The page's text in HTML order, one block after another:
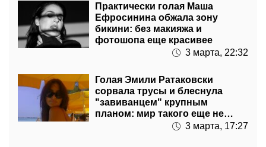
Практически голая Маша
Ефросинина обжала зону
бикини: без макияжа и
фотошопа еще красивее
3 марта, 22:32
Голая Эмили Ратаковски
сорвала трусы и блеснула
"завиванцем" крупным
планом: мир такого еще не
3 марта, 17:27